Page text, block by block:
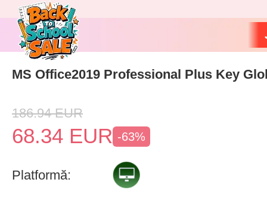
MS Office2019 Professional Plus Key
186.94 EUR
68.34 EUR -63%
Platformă: